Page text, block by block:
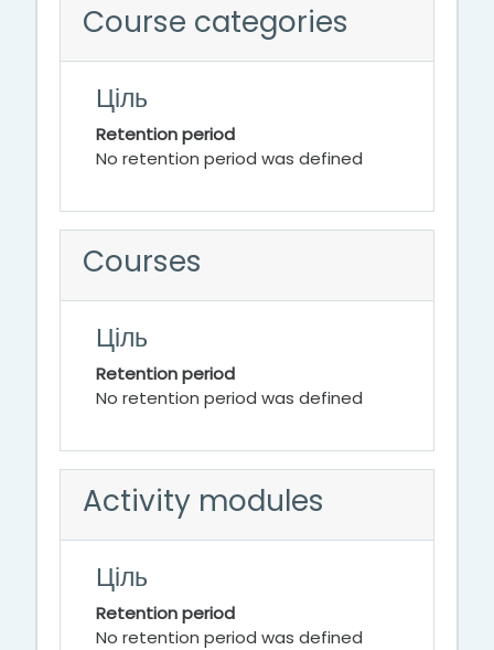
Course categories
Ціль
Retention period
No retention period was defined
Courses
Ціль
Retention period
No retention period was defined
Activity modules
Ціль
Retention period
No retention period was defined